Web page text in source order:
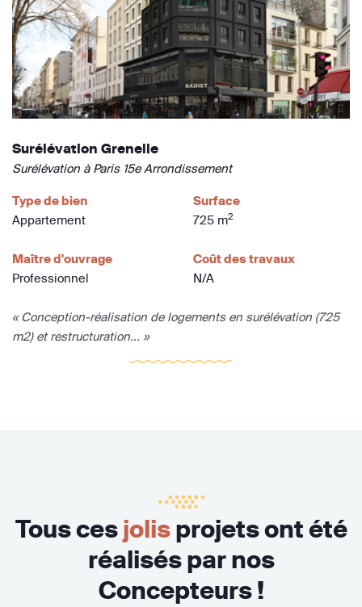
Surélévation Grenelle
Surélévation à Paris 15e Arrondissement
Type de bien
Appartement
Surface
725 m2
Maître d'ouvrage
Professionnel
Coût des travaux
N/A
« Conception-réalisation de logements en surélévation (725
m2) et restructuration... »
Tous cesjolisprojets ont été
réalisés par nos
Concepteurs !